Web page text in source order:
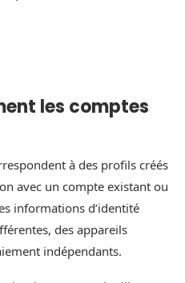
les comptes
à des profils créés
avec un compte existant ou
informations d’identité
des appareils
indépendants.